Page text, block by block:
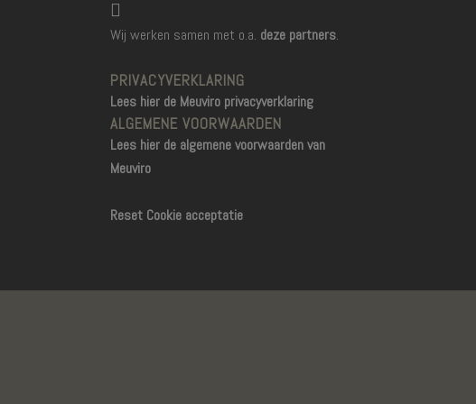
Wij werken samen met o.a. deze partners.
PRIVACYVERKLARING
Lees hier de Meuviro privacyverklaring
ALGEMENE VOORWAARDEN
Lees hier de algemene voorwaarden van
Meuviro
Reset Cookie acceptatie